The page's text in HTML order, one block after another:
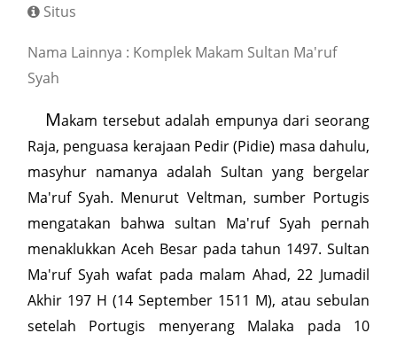
Situs
Nama Lainnya : Komplek Makam Sultan Ma'ruf
Syah
Makam tersebut adalah empunya dari seorang
Raja, penguasa kerajaan Pedir (Pidie) masa dahulu,
masyhur namanya adalah Sultan yang bergelar
Ma'ruf Syah. Menurut Veltman, sumber Portugis
mengatakan bahwa sultan Ma'ruf Syah pernah
menaklukkan Aceh Besar pada tahun 1497. Sultan
Ma'ruf Syah wafat pada malam Ahad, 22 Jumadil
Akhir 197 H (14 September 1511 M), atau sebulan
setelah Portugis menyerang Malaka pada 10